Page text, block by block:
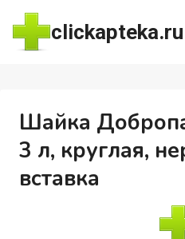
Перейти
содержимому
clickapteka.ru
Шайка
3 л, круглая,
вставка